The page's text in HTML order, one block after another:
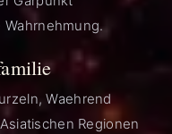
Waehrend
Regionen